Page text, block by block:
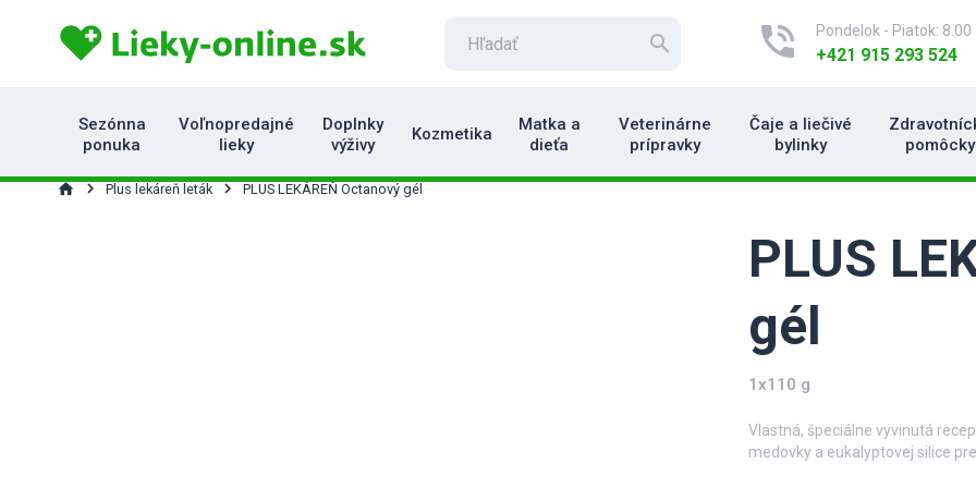
search phone_in_talk Pondelok - Piatok: 8.00
+421 915 293 524
Sezónna
ponuka
Voľnopredajné
lieky
Doplnky
výživy
Kozmetika
Matka a
dieťa
Veterinárne
prípravky
Čaje a liečivé
bylinky
pomôcky
home Plus lekáreň leták PLUS LEKÁREŇ Octanový gél
PLUS
gél
1x110 g
Vlastná, špeciálne vyvinutá
medovky a eukalyptovej silice